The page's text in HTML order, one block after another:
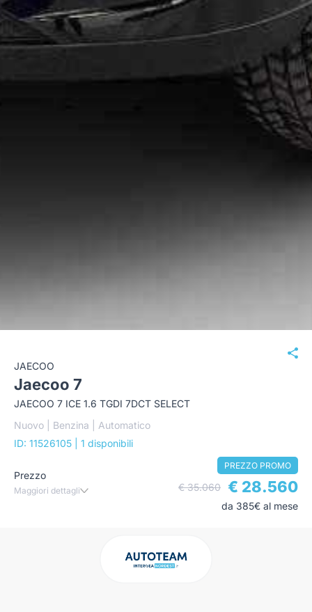
JAECOO
Jaecoo 7
JAECOO 7 ICE 1.6 TGDI 7DCT SELECT
Nuovo | Benzina | Automatico
ID: 11526105
| 1 disponibili
Prezzo
Maggiori dettagli
PREZZO PROMO
€ 35.060 € 28.560
da 385€ al mese